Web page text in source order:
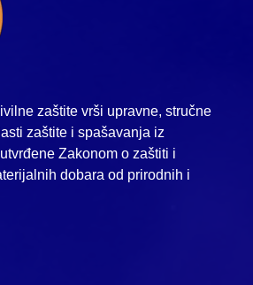
zaštite vrši upravne, stručne
zaštite i spašavanja iz
Zakonom o zaštiti i
dobara od prirodnih i